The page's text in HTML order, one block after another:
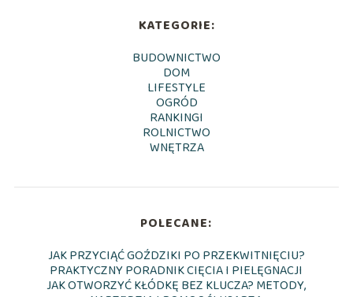
KATEGORIE:
BUDOWNICTWO
DOM
LIFESTYLE
OGRÓD
RANKINGI
ROLNICTWO
WNĘTRZA
POLECANE:
JAK PRZYCIĄĆ GOŹDZIKI PO PRZEKWITNIĘCIU?
PRAKTYCZNY PORADNIK CIĘCIA I PIELĘGNACJI
JAK OTWORZYĆ KŁÓDKĘ BEZ KLUCZA? METODY,